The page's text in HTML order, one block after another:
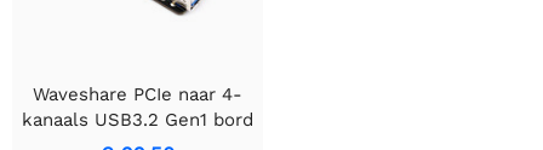
Waveshare PCIe naar 4-
kanaals USB3.2 Gen1 bord
(C) voor Raspberry Pi 5,